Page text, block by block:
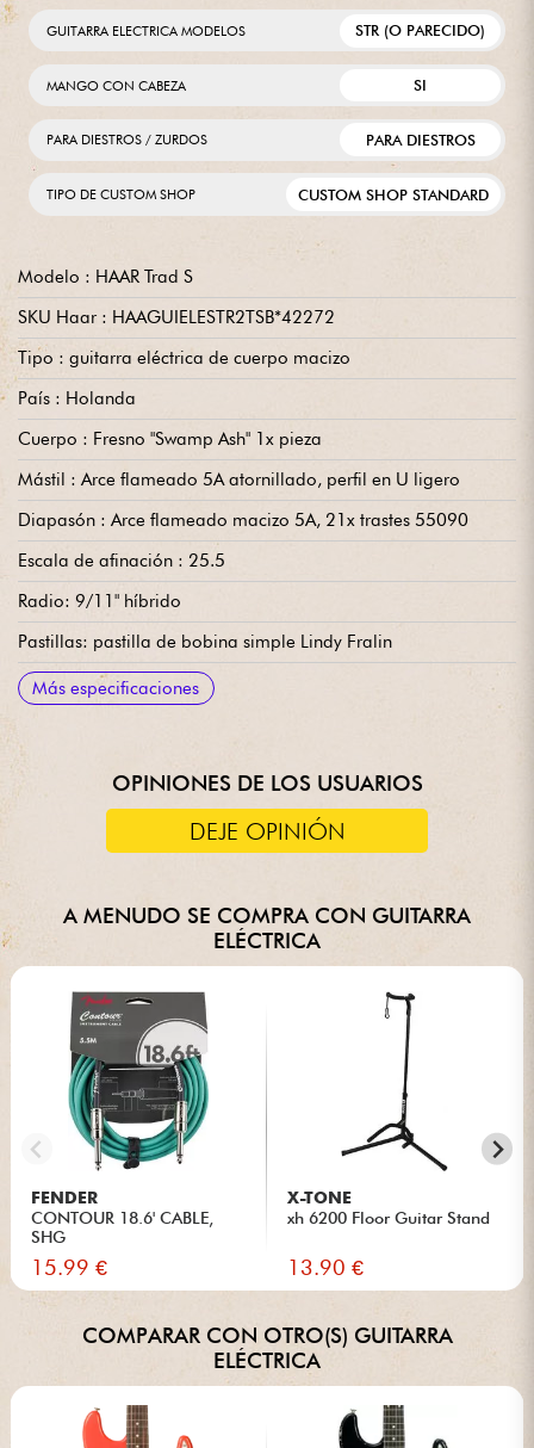
GUITARRA ELECTRICA MODELOS STR (O PARECIDO)
MANGO CON CABEZA SI
PARA DIESTROS / ZURDOS PARA DIESTROS
TIPO DE CUSTOM SHOP CUSTOM SHOP STANDARD
Modelo : HAAR Trad S
SKU Haar : HAAGUIELESTR2TSB*42272
Tipo : guitarra eléctrica de cuerpo macizo
País : Holanda
Cuerpo : Fresno "Swamp Ash" 1x pieza
Mástil : Arce flameado 5A atornillado, perfil en U ligero
Diapasón : Arce flameado macizo 5A, 21x trastes 55090
Escala de afinación : 25.5
Radio: 9/11" híbrido
Pastillas: pastilla de bobina simple Lindy Fralin
Controles: volumen, tono x2, selector de pastillas de 5
posiciones
Puente: Haar V vibrato tradicional
Clavijas de afinación: SDGI
Se vende con: funda Haar Deluxe
Más especificaciones
OPINIONES DE LOS USUARIOS
DEJE OPINIÓN
A MENUDO SE COMPRA CON GUITARRA
ELÉCTRICA
FENDER
CONTOUR 18.6' CABLE,
SHG
15.99 €
X-TONE
xh 6200 Floor Guitar Stand
13.90 €
COMPARAR CON OTRO(S) GUITARRA
ELÉCTRICA